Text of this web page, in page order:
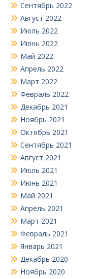
Сентябрь 2022
Август 2022
Июль 2022
Июнь 2022
Май 2022
Апрель 2022
Март 2022
Февраль 2022
Декабрь 2021
Ноябрь 2021
Октябрь 2021
Сентябрь 2021
Август 2021
Июль 2021
Июнь 2021
Май 2021
Апрель 2021
Март 2021
Февраль 2021
Январь 2021
Декабрь 2020
Ноябрь 2020